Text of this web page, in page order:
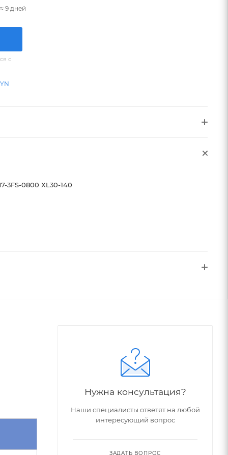
9 дней
с
3FS-0800 XL30-140
Нужна консультация?
Наши специалисты ответят на любой
интересующий вопрос
ЗАДАТЬ ВОПРОС